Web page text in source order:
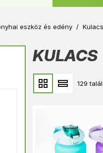
eszköz és edény /
KULACS
129